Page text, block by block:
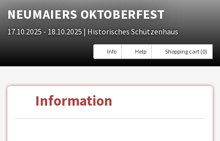
NEUMAIERS OKTOBERFEST
17.10.2025 - 18.10.2025 | Historisches Schützenhaus
Info Help Shopping cart (0)
Information